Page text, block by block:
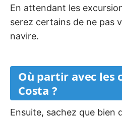
En attendant les
serez certains de ne pas
navire.
Où partir avec les
Costa ?
Ensuite, sachez que bien